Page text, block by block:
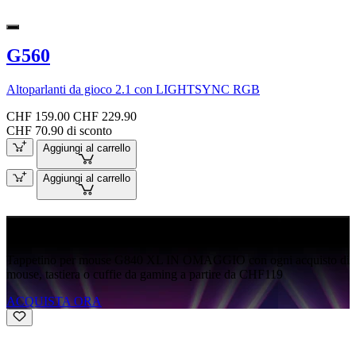
G560
Altoparlanti da gioco 2.1 con LIGHTSYNC RGB
CHF 159.00 CHF 229.90
CHF 70.90 di sconto
Aggiungi al carrello
Aggiungi al carrello
Tappetino per mouse G840 XL IN OMAGGIO con ogni acquisto di
mouse, tastiera o cuffie da gaming a partire da CHF119
ACQUISTA ORA